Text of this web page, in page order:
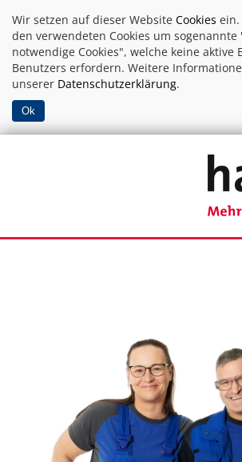
Wir setzen auf dieser Website Cookies ein.
den verwendeten Cookies um sogenannte
notwendige Cookies", welche keine aktive
Benutzers erfordern. Weitere
unserer Datenschutzerklärung.
Ok